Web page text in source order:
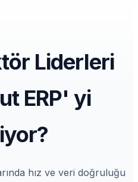
Liderleri
ERP' yi
hız ve veri doğruluğu